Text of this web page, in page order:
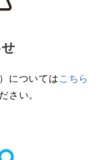
については こちら
さい。